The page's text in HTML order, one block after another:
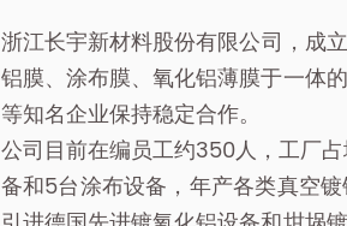
浙江长宇新材料股份有限公司，成
铝膜、涂布膜、氧化铝薄膜于一体
等知名企业保持稳定合作。
公司目前在编员工约350人，工厂
备和5台涂布设备，年产各类真空